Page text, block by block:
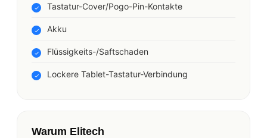
Tastatur-Cover/Pogo-Pin-Kontakte
Akku
Flüssigkeits-/Saftschaden
Lockere Tablet-Tastatur-Verbindung
Warum Elitech